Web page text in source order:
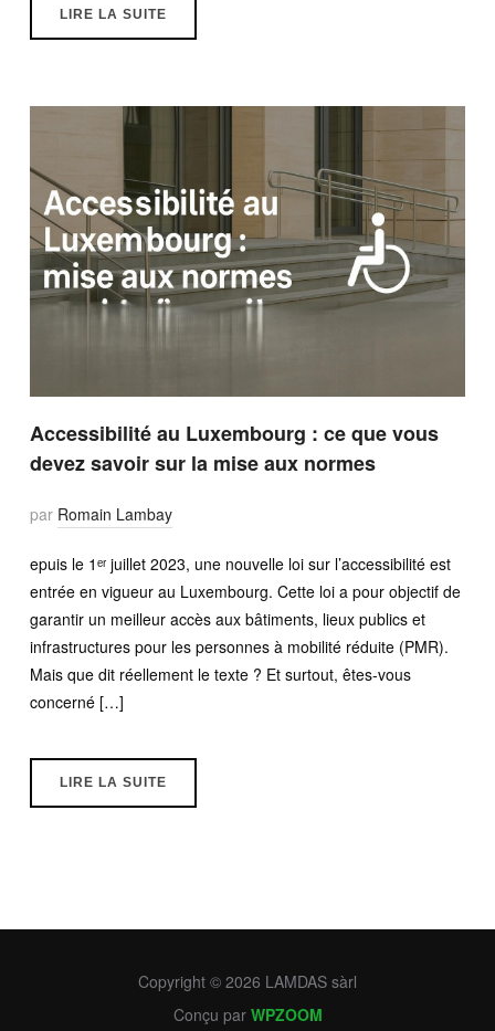
LIRE LA SUITE
Accessibilité au Luxembourg : ce que vous
devez savoir sur la mise aux normes
par Romain Lambay
epuis le 1ᵉʳ juillet 2023, une nouvelle loi sur l’accessibilité est
entrée en vigueur au Luxembourg. Cette loi a pour objectif de
garantir un meilleur accès aux bâtiments, lieux publics et
infrastructures pour les personnes à mobilité réduite (PMR).
Mais que dit réellement le texte ? Et surtout, êtes-vous
concerné […]
LIRE LA SUITE
Copyright © 2026 LAMDAS sàrl
Conçu par WPZOOM